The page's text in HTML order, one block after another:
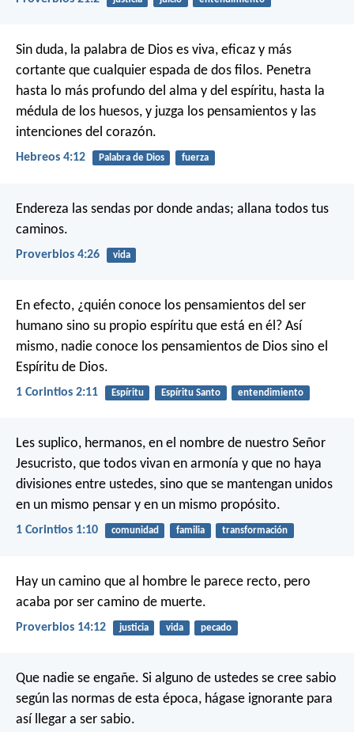
Sin duda, la palabra de Dios es viva, eficaz y más
cortante que cualquier espada de dos filos. Penetra
hasta lo más profundo del alma y del espíritu, hasta la
médula de los huesos, y juzga los pensamientos y las
intenciones del corazón.
Hebreos 4:12 Palabra de Dios fuerza
Endereza las sendas por donde andas; allana todos tus
caminos.
Proverbios 4:26 vida
En efecto, ¿quién conoce los pensamientos del ser
humano sino su propio espíritu que está en él? Así
mismo, nadie conoce los pensamientos de Dios sino el
Espíritu de Dios.
1 Corintios 2:11 Espíritu Espíritu Santo entendimiento
Les suplico, hermanos, en el nombre de nuestro Señor
Jesucristo, que todos vivan en armonía y que no haya
divisiones entre ustedes, sino que se mantengan unidos
en un mismo pensar y en un mismo propósito.
1 Corintios 1:10 comunidad familia transformación
Hay un camino que al hombre le parece recto, pero
acaba por ser camino de muerte.
Proverbios 14:12 justicia vida pecado
Que nadie se engañe. Si alguno de ustedes se cree sabio
según las normas de esta época, hágase ignorante para
así llegar a ser sabio.